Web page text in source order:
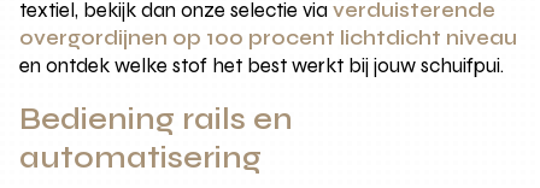
textiel, bekijk dan onze selectie viaverduisterende
overgordijnen op 100 procent lichtdicht niveau
en ontdek welke stof het best werkt bij jouw schuifpui.
Bediening rails en
automatisering